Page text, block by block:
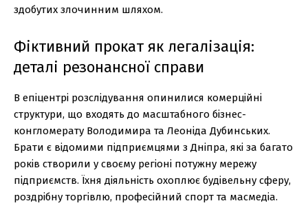
здобутих злочинним шляхом.
Фіктивний прокат як легалізація:
деталі резонансної справи
В епіцентрі розслідування опинилися комерційні
структури, що входять до масштабного бізнес-
конгломерату Володимира та Леоніда Дубинських.
Брати є відомими підприємцями з Дніпра, які за багато
років створили у своєму регіоні потужну мережу
підприємств. Їхня діяльність охоплює будівельну сферу,
роздрібну торгівлю, професійний спорт та масмедіа.